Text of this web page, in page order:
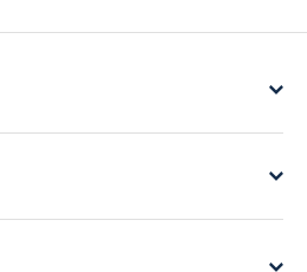
à tous : aux débutants en recherche
des sensations fortes ! Cette activité